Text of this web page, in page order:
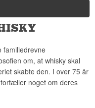
familiedrevne
om, at whisky skal
skabte den. I over 75 år
noget om deres